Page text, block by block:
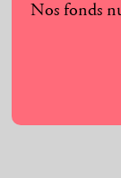
Nos fonds